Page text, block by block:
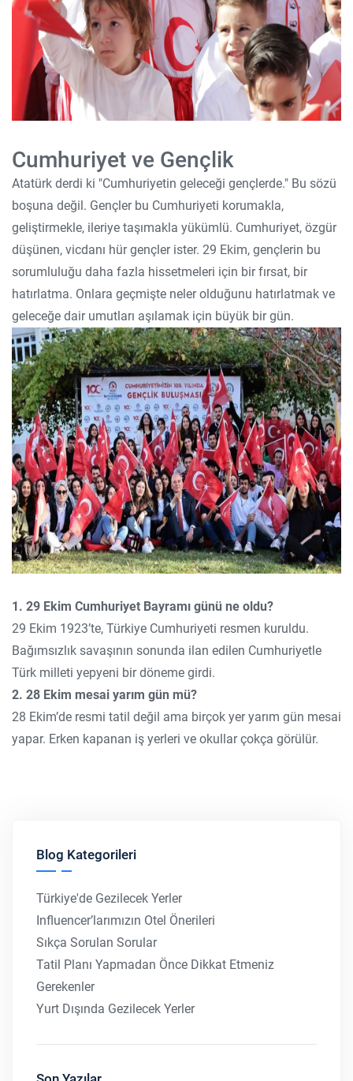
Cumhuriyet ve Gençlik
Atatürk derdi ki "Cumhuriyetin geleceği gençlerde." Bu sözü
boşuna değil. Gençler bu Cumhuriyeti korumakla,
geliştirmekle, ileriye taşımakla yükümlü. Cumhuriyet, özgür
düşünen, vicdanı hür gençler ister. 29 Ekim, gençlerin bu
sorumluluğu daha fazla hissetmeleri için bir fırsat, bir
hatırlatma. Onlara geçmişte neler olduğunu hatırlatmak ve
geleceğe dair umutları aşılamak için büyük bir gün.
1. 29 Ekim Cumhuriyet Bayramı günü ne oldu?
29 Ekim 1923’te, Türkiye Cumhuriyeti resmen kuruldu.
Bağımsızlık savaşının sonunda ilan edilen Cumhuriyetle
Türk milleti yepyeni bir döneme girdi.
2. 28 Ekim mesai yarım gün mü?
28 Ekim’de resmi tatil değil ama birçok yer yarım gün mesai
yapar. Erken kapanan iş yerleri ve okullar çokça görülür.
Blog Kategorileri
Türkiye'de Gezilecek Yerler
Influencer’larımızın Otel Önerileri
Sıkça Sorulan Sorular
Tatil Planı Yapmadan Önce Dikkat Etmeniz
Gerekenler
Yurt Dışında Gezilecek Yerler